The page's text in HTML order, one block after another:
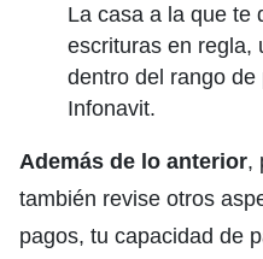
La casa a la que te
escrituras en regla,
dentro del rango
Infonavit.
Además de lo anterior,
también revise otros
pagos, tu capacidad de